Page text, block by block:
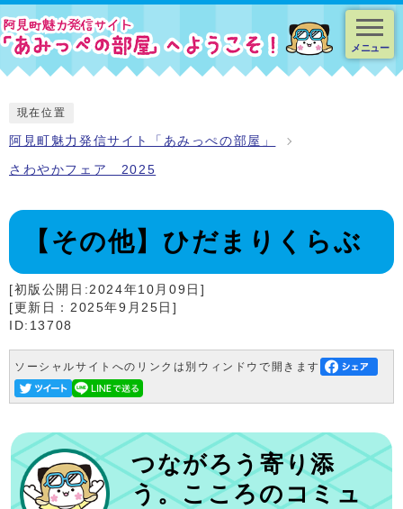
スマートフォン表示用の情報をスキップ
メニュー
現在位置
阿見町魅力発信サイト「あみっぺの部屋」
さわやかフェア 2025
【その他】ひだまりくらぶ
[初版公開日:2024年10月09日]
[更新日：2025年9月25日]
ID:13708
ソーシャルサイトへのリンクは別ウィンドウで開きます
つながろう寄り添
う。こころのコミュ